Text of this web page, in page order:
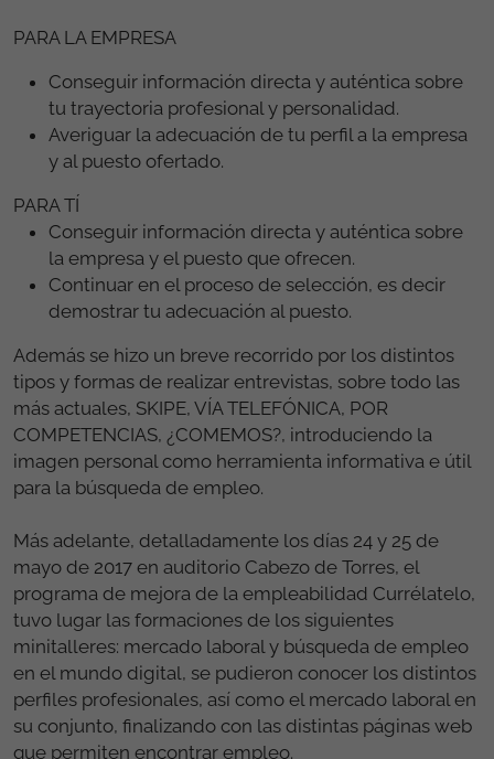
PARA LA EMPRESA
Conseguir información directa y auténtica sobre
tu trayectoria profesional y personalidad.
Averiguar la adecuación de tu perfil a la empresa
y al puesto ofertado.
PARA TÍ
Conseguir información directa y auténtica sobre
la empresa y el puesto que ofrecen.
Continuar en el proceso de selección, es decir
demostrar tu adecuación al puesto.
Además se hizo un breve recorrido por los distintos
tipos y formas de realizar entrevistas, sobre todo las
más actuales, SKIPE, VÍA TELEFÓNICA, POR
COMPETENCIAS, ¿COMEMOS?, introduciendo la
imagen personal como herramienta informativa e útil
para la búsqueda de empleo.
Más adelante, detalladamente los días 24 y 25 de
mayo de 2017 en auditorio Cabezo de Torres, el
programa de mejora de la empleabilidad Currélatelo,
tuvo lugar las formaciones de los siguientes
minitalleres: mercado laboral y búsqueda de empleo
en el mundo digital, se pudieron conocer los distintos
perfiles profesionales, así como el mercado laboral en
su conjunto, finalizando con las distintas páginas web
que permiten encontrar empleo.